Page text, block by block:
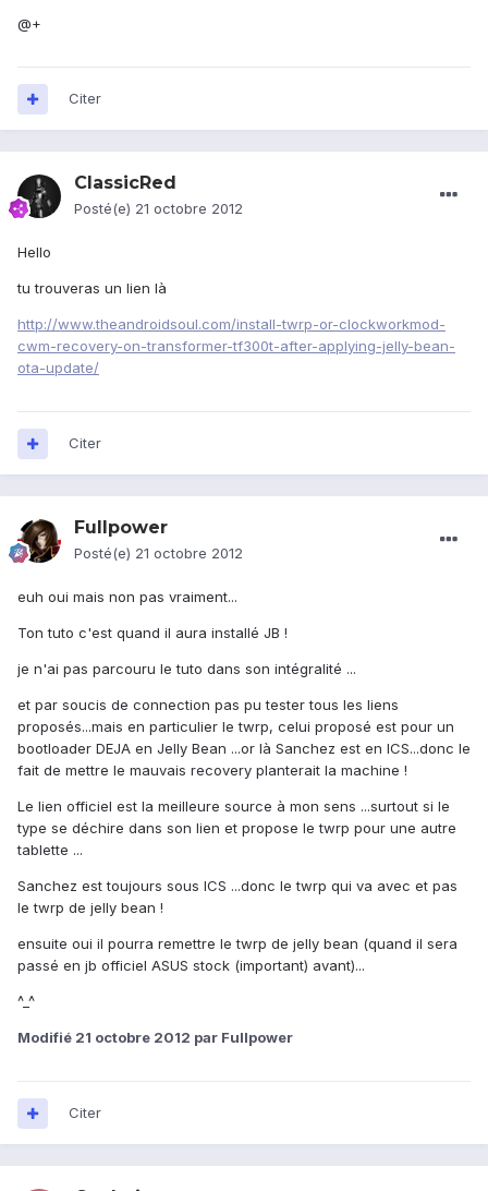
@+
Citer
ClassicRed
Posté(e) 21 octobre 2012
Hello
tu trouveras un lien là
http://www.theandroidsoul.com/install-twrp-or-clockworkmod-
cwm-recovery-on-transformer-tf300t-after-applying-jelly-bean-
ota-update/
Citer
Fullpower
Posté(e) 21 octobre 2012
euh oui mais non pas vraiment...
Ton tuto c'est quand il aura installé JB !
je n'ai pas parcouru le tuto dans son intégralité ...
et par soucis de connection pas pu tester tous les liens
proposés...mais en particulier le twrp, celui proposé est pour un
bootloader DEJA en Jelly Bean ...or là Sanchez est en ICS...donc le
fait de mettre le mauvais recovery planterait la machine !
Le lien officiel est la meilleure source à mon sens ...surtout si le
type se déchire dans son lien et propose le twrp pour une autre
tablette ...
Sanchez est toujours sous ICS ...donc le twrp qui va avec et pas
le twrp de jelly bean !
ensuite oui il pourra remettre le twrp de jelly bean (quand il sera
passé en jb officiel ASUS stock (important) avant)...
^_^
Modifié 21 octobre 2012 par Fullpower
Citer